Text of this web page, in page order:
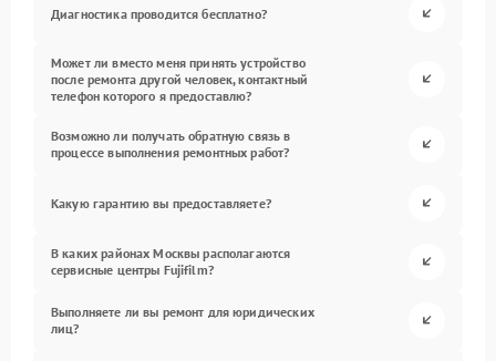
Диагностика проводится бесплатно?
Может ли вместо меня принять устройство
после ремонта другой человек, контактный
телефон которого я предоставлю?
Возможно ли получать обратную связь в
процессе выполнения ремонтных работ?
Какую гарантию вы предоставляете?
В каких районах Москвы располагаются
сервисные центры Fujifilm?
Выполняете ли вы ремонт для юридических
лиц?